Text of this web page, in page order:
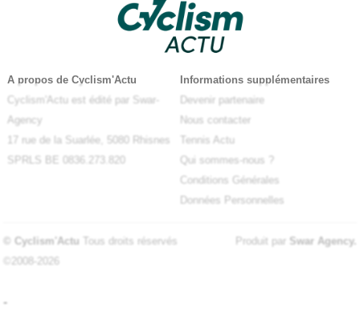
A propos de Cyclism'Actu
Cyclism'Actu est édité par Swar-
Agency
17 rue de la Suarlée, 5080 Rhisnes
SPRLS BE 0836.273.820
Informations supplémentaires
Devenir partenaire
Nous contacter
Tennis Actu
Qui sommes-nous ?
Conditions Générales
Données Personnelles
© Cyclism'Actu Tous droits réservés
©2008-2026
Produit par Swar Agency.
-